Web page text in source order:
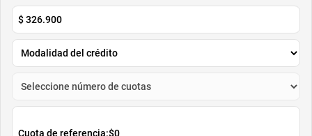
$ 102.900 -17%
Cuota de Referencia*
AGREGAR
$ 180.000 -14%
Simula tu cuota